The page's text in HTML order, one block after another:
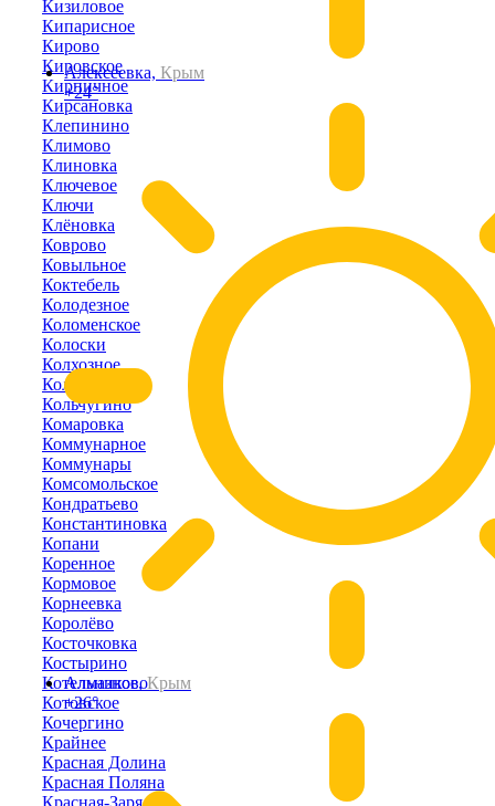
Алексеевка, Крым
+24°
Алмазное,Крым
+26°
Кизиловое
Кипарисное
Кирово
Кировское
Кирпичное
Кирсановка
Клепинино
Климово
Клиновка
Ключевое
Ключи
Клёновка
Коврово
Ковыльное
Коктебель
Колодезное
Коломенское
Колоски
Колхозное
Кольцово
Кольчугино
Комаровка
Коммунарное
Коммунары
Комсомольское
Кондратьево
Константиновка
Копани
Коренное
Кормовое
Корнеевка
Королёво
Косточковка
Костырино
Котельниково
Котовское
Кочергино
Крайнее
Красная Долина
Красная Поляна
Красная-Заря